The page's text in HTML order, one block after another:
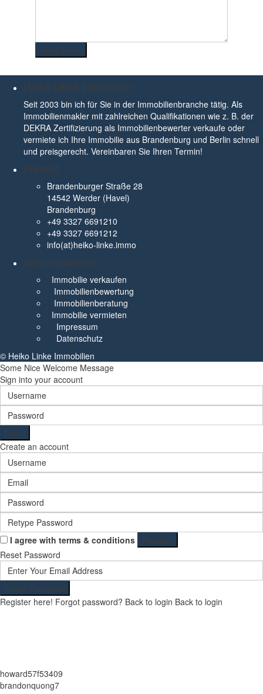
Heiko Linke Immobilien
Seit 2003 bin ich für Sie in der Immobilienbranche tätig. Als
Immobilienmakler mit zahlreichen Qualifikationen wie z. B. der
DEKRA Zertifizierung als Immobilienbewerter verkaufe oder
vermiete ich Ihre Immobilie aus Brandenburg und Berlin schnell
und preisgerecht. Vereinbaren Sie Ihren Termin!
Kontakt
Brandenburger Straße 28
14542 Werder (Havel)
Brandenburg
+49 3327 6691210
+49 3327 6691212
info(at)heiko-linke.immo
Wissenswertes
Immobilie verkaufen
Immobilienbewertung
Immobilienberatung
Immobilie vermieten
Impressum
Datenschutz
© Heiko Linke Immobilien
Some Nice Welcome Message
Sign into your account
Login
Create an account
I agree with terms & conditions
Register
Reset Password
Reset Password
Register here! Forgot password? Back to login Back to login
howard57f53409
brandonquong7